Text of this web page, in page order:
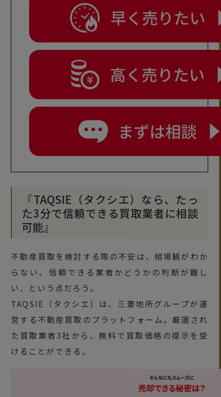
『TAQSIE（タクシエ）なら、たっ
た3分で信頼できる買取業者に相談
可能』
不動産買取を検討する際の不安は、相場観がわか
らない、信頼できる業者かどうかの判断が難し
い、という点だろう。
TAQSIE（タクシエ）は、三菱地所グループが運
営する不動産買取のプラットフォーム。厳選され
た買取業者3社から、無料で買取価格の提示を受
けることができる。